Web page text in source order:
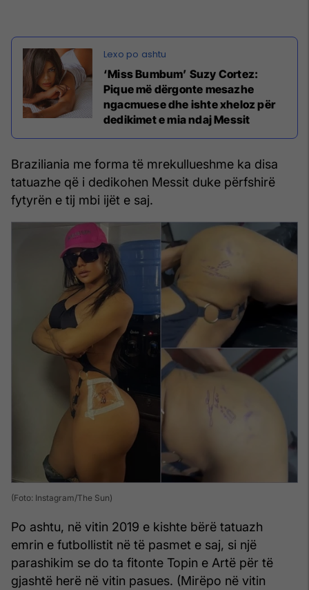
‘Miss Bumbum’ Suzy Cortez:
Pique më dërgonte mesazhe
ngacmuese dhe ishte xheloz për
dedikimet e mia ndaj Messit
Braziliania me forma të mrekullueshme ka disa
tatuazhe që i dedikohen Messit duke përfshirë
fytyrën e tij mbi ijët e saj.
(Foto: Instagram/The Sun)
Po ashtu, në vitin 2019 e kishte bërë tatuazh
emrin e futbollistit në të pasmet e saj, si një
parashikim se do ta fitonte Topin e Artë për të
gjashtë herë në vitin pasues. (Mirëpo në vitin